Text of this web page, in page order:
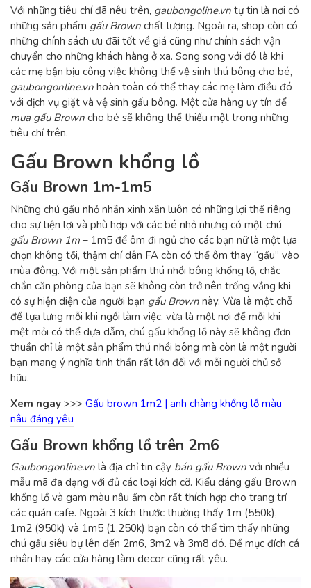
Với những tiêu chí đã nêu trên, gaubongoline.vn tự tin là nơi có
những sản phẩm gấu Brown chất lượng. Ngoài ra, shop còn có
những chính sách ưu đãi tốt về giá cũng như chính sách vận
chuyển cho những khách hàng ở xa. Song song với đó là khi
các mẹ bận bịu công việc không thể vệ sinh thú bông cho bé,
gaubongonline.vn hoàn toàn có thể thay các mẹ làm điều đó
với dịch vụ giặt và vệ sinh gấu bông. Một cửa hàng uy tín để
mua gấu Brown cho bé sẽ không thể thiếu một trong những
tiêu chí trên.
Gấu Brown khổng lồ
Gấu Brown 1m-1m5
Những chú gấu nhỏ nhắn xinh xắn luôn có những lợi thế riêng
cho sự tiện lợi và phù hợp với các bé nhỏ nhưng có một chú
gấu Brown 1m – 1m5 để ôm đi ngủ cho các bạn nữ là một lựa
chọn không tồi, thậm chí dân FA còn có thể ôm thay “gấu” vào
mùa đông. Với một sản phẩm thú nhồi bông khổng lồ, chắc
chắn căn phòng của bạn sẽ không còn trở nên trống vắng khi
có sự hiện diện của người bạn gấu Brown này. Vừa là một chỗ
để tựa lưng mỗi khi ngồi làm việc, vừa là một nơi để mỗi khi
mệt mỏi có thể dựa dẫm, chú gấu khổng lồ này sẽ không đơn
thuần chỉ là một sản phẩm thú nhồi bông mà còn là một người
bạn mang ý nghĩa tinh thần rất lớn đối với mỗi người chủ sở
hữu.
Xem ngay >>> Gấu brown 1m2 | anh chàng khổng lồ màu
nâu đáng yêu
Gấu Brown khổng lồ trên 2m6
Gaubongonline.vn là địa chỉ tin cậy bán gấu Brown với nhiều
mẫu mã đa dạng với đủ các loại kích cỡ. Kiểu dáng gấu Brown
khổng lồ và gam màu nâu ấm còn rất thích hợp cho trang trí
các quán cafe. Ngoài 3 kích thước thường thấy 1m (550k),
1m2 (950k) và 1m5 (1.250k) bạn còn có thể tìm thấy những
chú gấu siêu bự lên đến 2m6, 3m2 và 3m8 đó. Để mục đích cá
nhân hay các cửa hàng làm decor cũng rất yêu.